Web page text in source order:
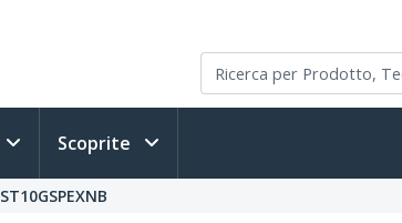
Scoprite
ST10GSPEXNB